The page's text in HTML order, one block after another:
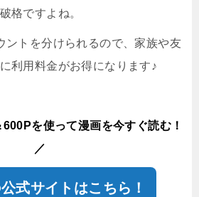
格ですよね。
ントを分けられるので、家族や友
利用料金がお得になります♪
を使って漫画を今すぐ読む！
／
式サイトはこちら！